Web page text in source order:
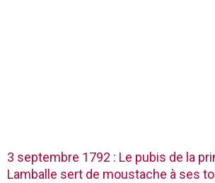
3 septembre 1792 : Le pubis de la
Lamballe sert de moustache à ses